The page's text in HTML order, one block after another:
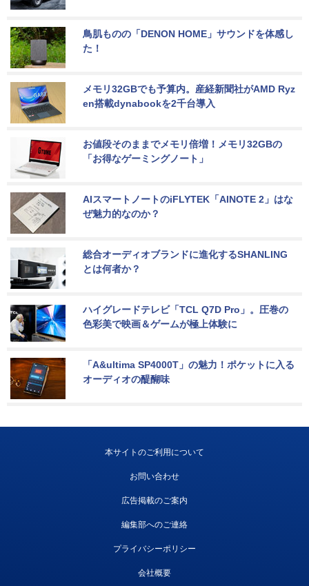
鳥肌ものの「DENON HOME」サウンドを体感し
た！
メモリ32GBでも予算内。産経新聞社がAMD Ryz
en搭載dynabookを2千台導入
お値段そのままでメモリ倍増！メモリ32GBの
「お得なゲーミングノート」
AIスマートノートのiFLYTEK「AINOTE 2」はな
ぜ魅力的なのか？
総合オーディオブランドに進化するSHANLING
とは何者か？
ハイグレードテレビ「TCL Q7D Pro」。圧巻の
色彩美で映画＆ゲームが極上体験に
「A&ultima SP4000T」の魅力！ポケットに入る
オーディオの醍醐味
本サイトのご利用について
お問い合わせ
広告掲載のご案内
編集部へのご連絡
プライバシーポリシー
会社概要